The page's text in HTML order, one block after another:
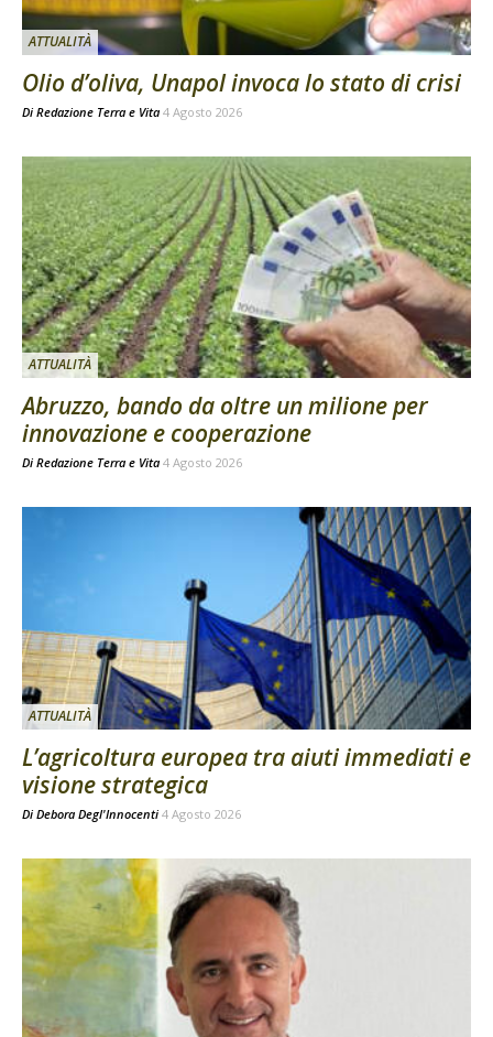
ATTUALITÀ
Olio d’oliva, Unapol invoca lo stato di crisi
Di Redazione Terra e Vita 4 Agosto 2026
ATTUALITÀ
Abruzzo, bando da oltre un milione per
innovazione e cooperazione
Di Redazione Terra e Vita 4 Agosto 2026
ATTUALITÀ
L’agricoltura europea tra aiuti immediati e
visione strategica
Di Debora Degl'Innocenti 4 Agosto 2026